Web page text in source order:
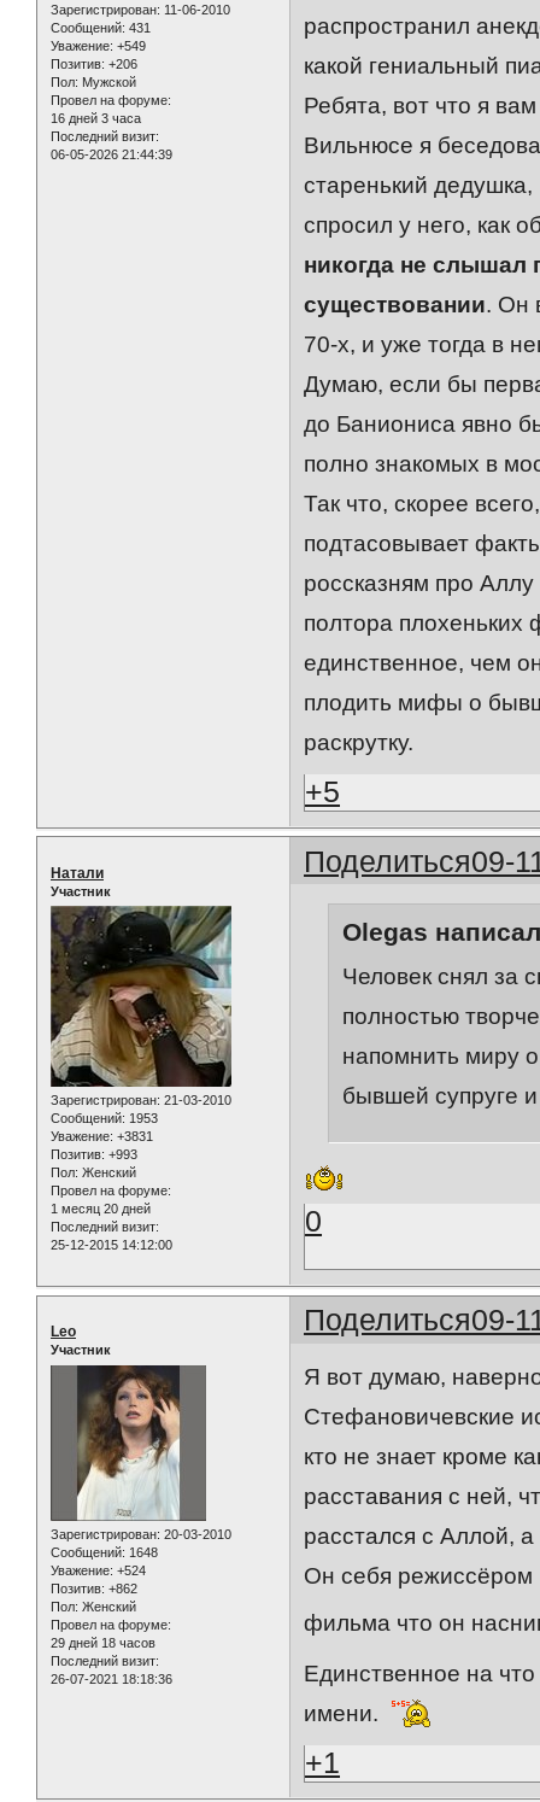
Зарегистрирован: 11-06-2010
Сообщений: 431
Уважение: +549
Позитив: +206
Пол: Мужской
Провел на форуме:
16 дней 3 часа
Последний визит:
06-05-2026 21:44:39
распространил
какой гениальный
Ребята, вот что я
Вильнюсе я
старенький
спросил у него, как
никогда не слышал
существовании. Он
70-х, и уже тогда в
Думаю, если бы
до Баниониса явно
полно знакомых в
Так что, скорее
подтасовывает
россказням про
полтора плохеньких
единственное, чем
плодить мифы о
раскрутку.
+5
Поделиться09-
Натали
Участник
Зарегистрирован: 21-03-2010
Сообщений: 1953
Уважение: +3831
Позитив: +993
Пол: Женский
Провел на форуме:
1 месяц 20 дней
Последний визит:
25-12-2015 14:12:00
Olegas
Человек снял за
полностью
напомнить миру
бывшей супруге
0
Поделиться09-
Leo
Участник
Зарегистрирован: 20-03-2010
Сообщений: 1648
Уважение: +524
Позитив: +862
Пол: Женский
Провел на форуме:
29 дней 18 часов
Последний визит:
26-07-2021 18:18:36
Я вот думаю,
Стефановичевские
кто не знает кроме
расставания с ней,
расстался с Аллой,
Он себя режиссёром
фильма что он
Единственное на
имени.
+1